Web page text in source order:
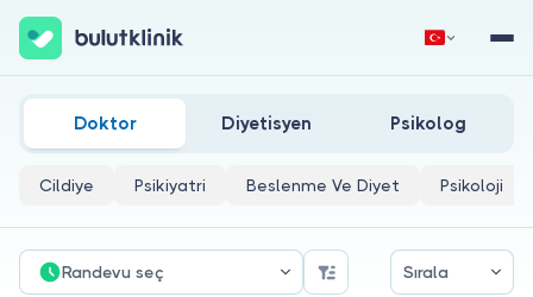
Hemen Kaydol Giriş Yap
Akciğer Doktorları
Doktor Diyetisyen Psikolog
Cildiye Psikiyatri Beslenme Ve Diyet Psikoloji
Randevu seç Sırala